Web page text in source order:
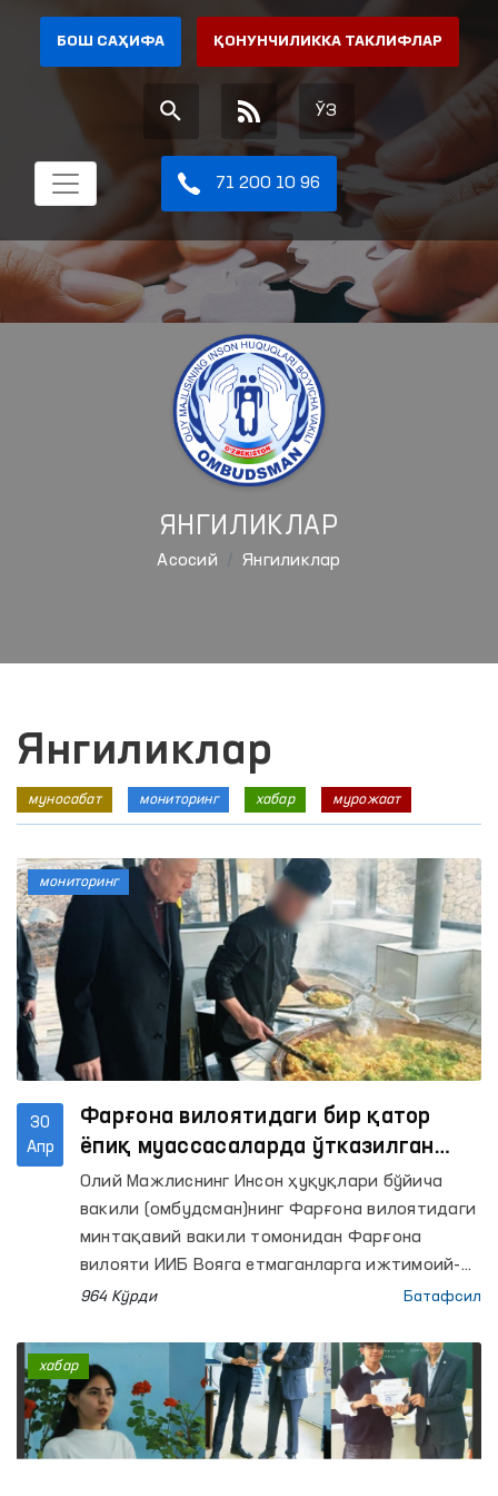
БОШ САҲИФА ҚОНУНЧИЛИККА ТАКЛИФЛАР
ЎЗ
71 200 10 96
ЯНГИЛИКЛАР
Aсосий Янгиликлар
Янгиликлар
муносабат мониторинг хабар мурожаат
30
Апр
Фарғона вилоятидаги бир қатор
ёпиқ муассасаларда ўтказилган
мониторинг ташрифларида қатор
камчиликлар аниқланди —
Омбудсман
Олий Мажлиснинг Инсон ҳуқуқлари бўйича
вакили (омбудсман)нинг Фарғона вилоятидаги
минтақавий вакили томонидан Фарғона
вилояти ИИБ Вояга етмаганларга ижтимоий-
ҳуқуқий ёрдам кўрсатиш, шунингдек Муайян
реабилитация қилиш марказлари (вилоят ИИБ
РЭМ) ҳамда Маъмурий қамоққа олинган
шахсларни қабул қилиш ва сақлаш учун
мўлжалланган махсус қабулхона (Махсус
қабулхона), Фарғона ва Қўқон шаҳарлари,
964 Кўрди Батафсил
мониторинг
хабар